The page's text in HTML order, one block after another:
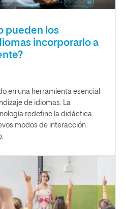
pueden los
incorporarlo a
en una herramienta esencial
de idiomas. La
redefine la didáctica
modos de interacción